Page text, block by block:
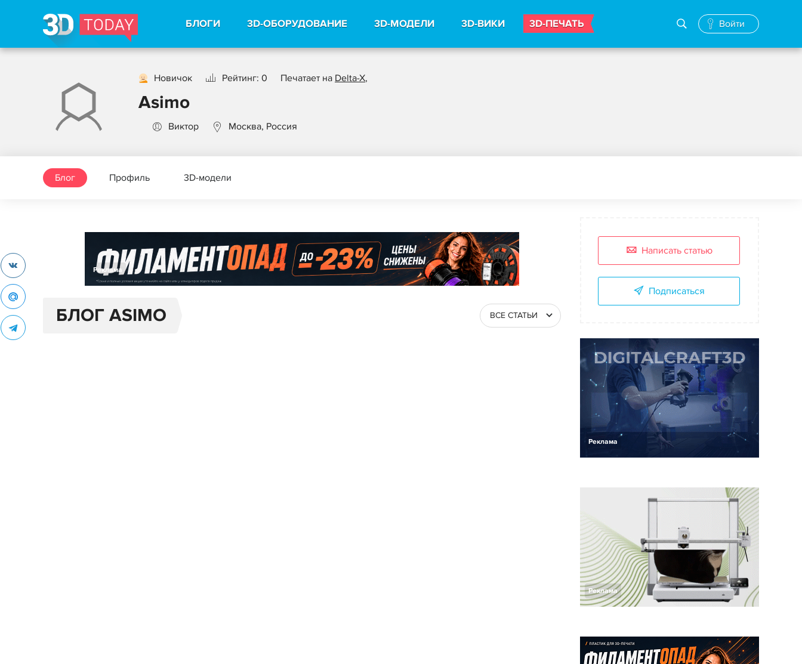
БЛОГИ 3D-ОБОРУДОВАНИЕ 3D-МОДЕЛИ 3D-ВИКИ 3D-ПЕЧАТЬ Войти
Новичок Рейтинг: 0 Печатает на Delta-X,
Asimo
Виктор Москва, Россия
Блог Профиль 3D-модели
Реклама
БЛОГ ASIMO ВСЕ СТАТЬИ
Написать статью
Подписаться
Реклама
Реклама